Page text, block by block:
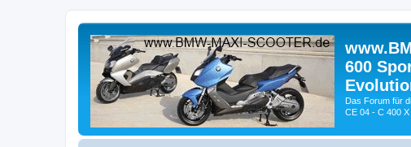
600
Das Forum für
CE 04 - C 400